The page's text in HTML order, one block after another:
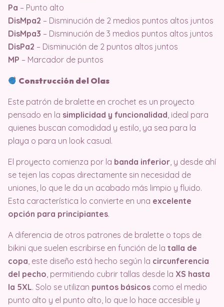
Pa – Punto alto
DisMpa2 – Disminución de 2 medios puntos altos juntos
DisMpa3 – Disminución de 3 medios puntos altos juntos
DisPa2 – Disminución de 2 puntos altos juntos
MP – Marcador de puntos
Construcción del Olas
Este patrón de bralette en crochet es un proyecto
pensado en la simplicidad y funcionalidad , ideal para
quienes buscan comodidad y estilo, ya sea para la
playa o para un look casual.
El proyecto comienza por la banda inferior , y desde ahí
se tejen las copas directamente sin necesidad de
uniones, lo que le da un acabado más limpio y fluido.
Esta característica lo convierte en una excelente
opción para principiantes.
A diferencia de otros patrones de bralette o tops de
bikini que suelen escribirse en función de la talla de
copa , este diseño está hecho según la circunferencia
del pecho , permitiendo cubrir tallas desde la XS hasta
la 5XL. Solo se utilizan puntos básicos como el medio
punto alto y el punto alto, lo que lo hace accesible y